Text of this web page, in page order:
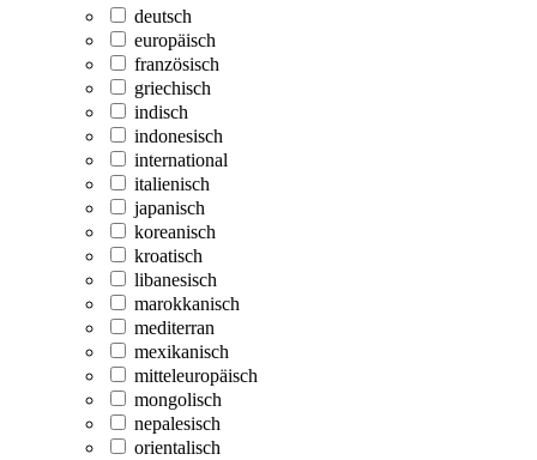
deutsch
europäisch
französisch
griechisch
indisch
indonesisch
international
italienisch
japanisch
koreanisch
kroatisch
libanesisch
marokkanisch
mediterran
mexikanisch
mitteleuropäisch
mongolisch
nepalesisch
orientalisch